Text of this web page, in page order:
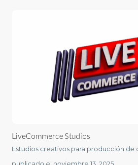
LiveCommerce Studios
Estudios creativos para producción de